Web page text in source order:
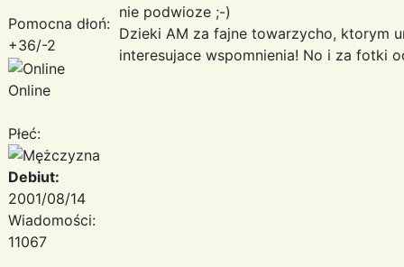
Pomocna dłoń:
+36/-2
Online
Płeć:
Debiut:
2001/08/14
Wiadomości:
11067
nie podwioze ;-)
Dzieki AM za fajne towarzycho, ktorym
interesujace wspomnienia! No i za fotki